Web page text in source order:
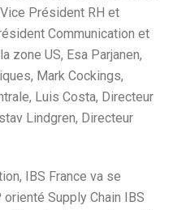
Président RH et
Communication et
zone US, Esa Parjanen,
Mark Cockings,
Luis Costa, Directeur
Lindgren, Directeur
IBS France va se
orienté Supply Chain IBS